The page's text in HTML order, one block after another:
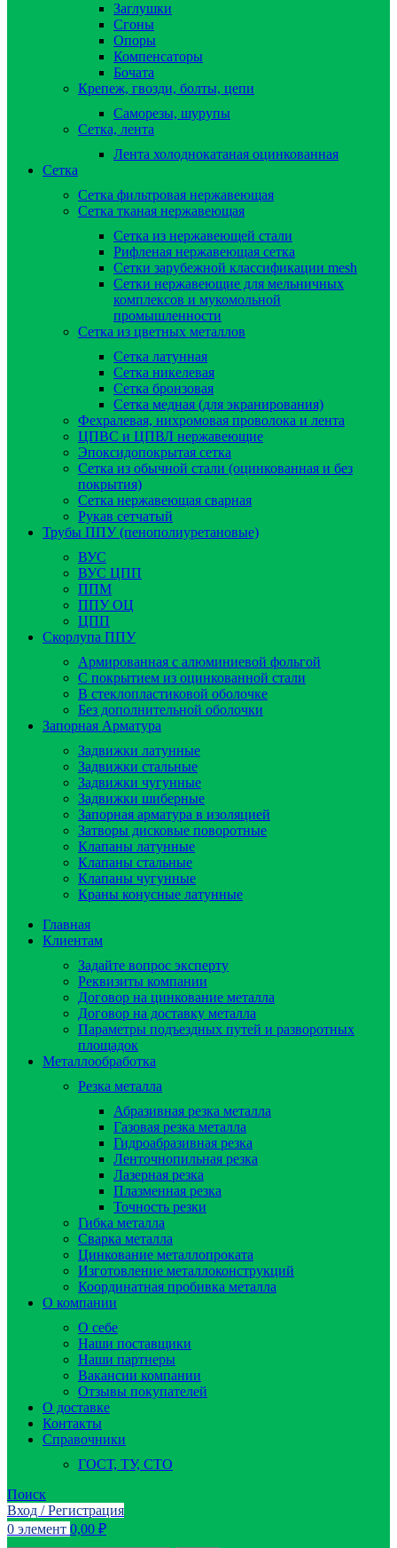
Заглушки
Сгоны
Опоры
Компенсаторы
Бочата
Крепеж, гвозди, болты, цепи
Саморезы, шурупы
Сетка, лента
Лента холоднокатаная оцинкованная
Сетка
Сетка фильтровая нержавеющая
Сетка тканая нержавеющая
Сетка из нержавеющей стали
Рифленая нержавеющая сетка
Сетки зарубежной классификации mesh
Сетки нержавеющие для мельничных
комплексов и мукомольной
промышленности
Сетка из цветных металлов
Сетка латунная
Сетка никелевая
Сетка бронзовая
Сетка медная (для экранирования)
Фехралевая, нихромовая проволока и лента
ЦПВС и ЦПВЛ нержавеющие
Эпоксидопокрытая сетка
Сетка из обычной стали (оцинкованная и без
покрытия)
Сетка нержавеющая сварная
Рукав сетчатый
Трубы ППУ (пенополиуретановые)
ВУС
ВУС ЦПП
ППМ
ППУ ОЦ
ЦПП
Скорлупа ППУ
Армированная с алюминиевой фольгой
C покрытием из оцинкованной стали
В стеклопластиковой оболочке
Без дополнительной оболочки
Запорная Арматура
Задвижки латунные
Задвижки стальные
Задвижки чугунные
Задвижки шиберные
Запорная арматура в изоляцией
Затворы дисковые поворотные
Клапаны латунные
Клапаны стальные
Клапаны чугунные
Краны конусные латунные
Главная
Клиентам
Задайте вопрос эксперту
Реквизиты компании
Договор на цинкование металла
Договор на доставку металла
Параметры подъездных путей и разворотных
площадок
Металлообработка
Резка металла
Абразивная резка металла
Газовая резка металла
Гидроaбразивная резка
Ленточнопильная резка
Лазерная резка
Плазменная резка
Точность резки
Гибка металла
Сварка металла
Цинкование металлопроката
Изготовление металлоконструкций
Координатная пробивка металла
О компании
О себе
Наши поставщики
Наши партнеры
Вакансии компании
Отзывы покупателей
О доставке
Контакты
Справочники
ГОСТ, ТУ, СТО
Поиск
Вход / Регистрация
0 элемент 0,00 ₽